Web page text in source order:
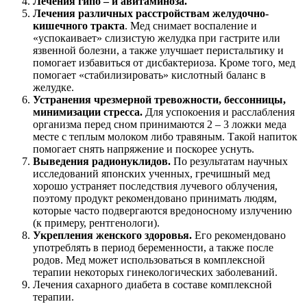
Лечения различных расстройствам желудочно-
кишечного тракта. Мед снимает воспаление и
«успокаивает» слизистую желудка при гастрите или
язвенной болезни, а также улучшает перистальтику и
помогает избавиться от дисбактериоза. Кроме того, мед
помогает «стабилизировать» кислотный баланс в
желудке.
Устранения чрезмерной тревожности, бессонницы,
минимизации стресса. Для успокоения и расслабления
организма перед сном принимаются 2 – 3 ложки меда
месте с теплым молоком либо травяным. Такой напиток
помогает снять напряжение и поскорее уснуть.
Выведения радионуклидов. По результатам научных
исследований японских ученных, гречишный мед
хорошо устраняет последствия лучевого облучения,
поэтому продукт рекомендовано принимать людям,
которые часто подвергаются вредоносному излучению
(к примеру, рентгенологи).
Укрепления женского здоровья. Его рекомендовано
употреблять в период беременности, а также после
родов. Мед может использоваться в комплексной
терапии некоторых гинекологических заболеваний.
Лечения сахарного диабета в составе комплексной
терапии.